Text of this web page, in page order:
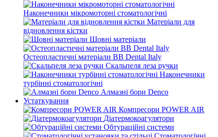
Наконечники мікромоторні стоматологічні
Матеріали для
відновлення кістки
Шовні матеріали
Остеопластичні матеріали BB Dental Italy
Скальпеля леза ручки
Наконечники
турбінні стоматологічні
Алмазні бори Denco
Устаткування
Компресори POWER AIR
Діатермокоагулятори
Обтураційні системи